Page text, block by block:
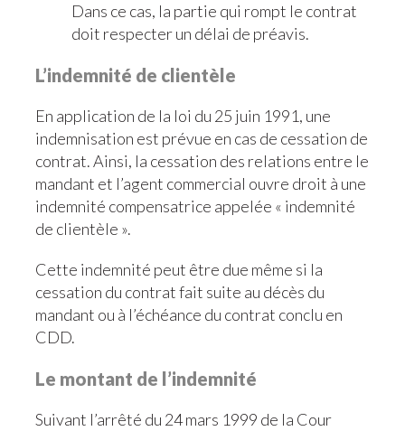
Dans ce cas, la partie qui rompt le contrat
doit respecter un délai de préavis.
L’indemnité de clientèle
En application de la loi du 25 juin 1991, une
indemnisation est prévue en cas de cessation de
contrat. Ainsi, la cessation des relations entre le
mandant et l’agent commercial ouvre droit à une
indemnité compensatrice appelée « indemnité
de clientèle ».
Cette indemnité peut être due même si la
cessation du contrat fait suite au décès du
mandant ou à l’échéance du contrat conclu en
CDD.
Le montant de l’indemnité
Suivant l’arrêté du 24 mars 1999 de la Cour